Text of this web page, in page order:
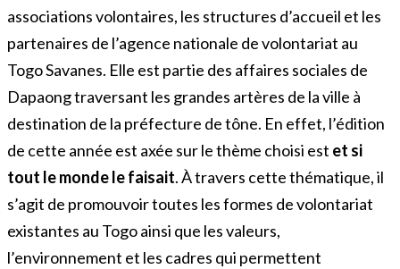
associations volontaires, les structures d’accueil et les
partenaires de l’agence nationale de volontariat au
Togo Savanes. Elle est partie des affaires sociales de
Dapaong traversant les grandes artères de la ville à
destination de la préfecture de tône. En effet, l’édition
de cette année est axée sur le thème choisi est et si
tout lemonde le faisait. À travers cette thématique, il
s’agit de promouvoir toutes les formes de volontariat
existantes au Togo ainsi que les valeurs,
l’environnement et les cadres qui permettent